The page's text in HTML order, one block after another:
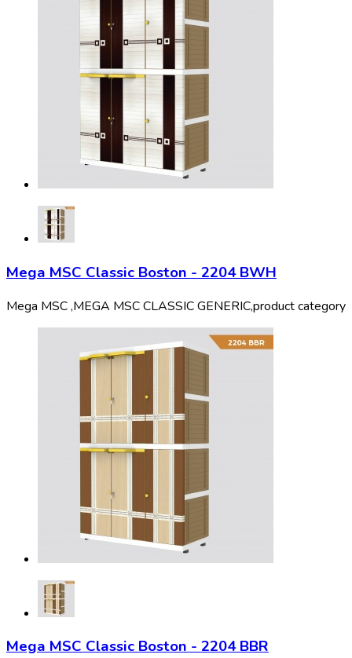
Mega MSC Classic Boston - 2204 BWH
Mega MSC ,MEGA MSC CLASSIC GENERIC,product category
Mega MSC Classic Boston - 2204 BBR